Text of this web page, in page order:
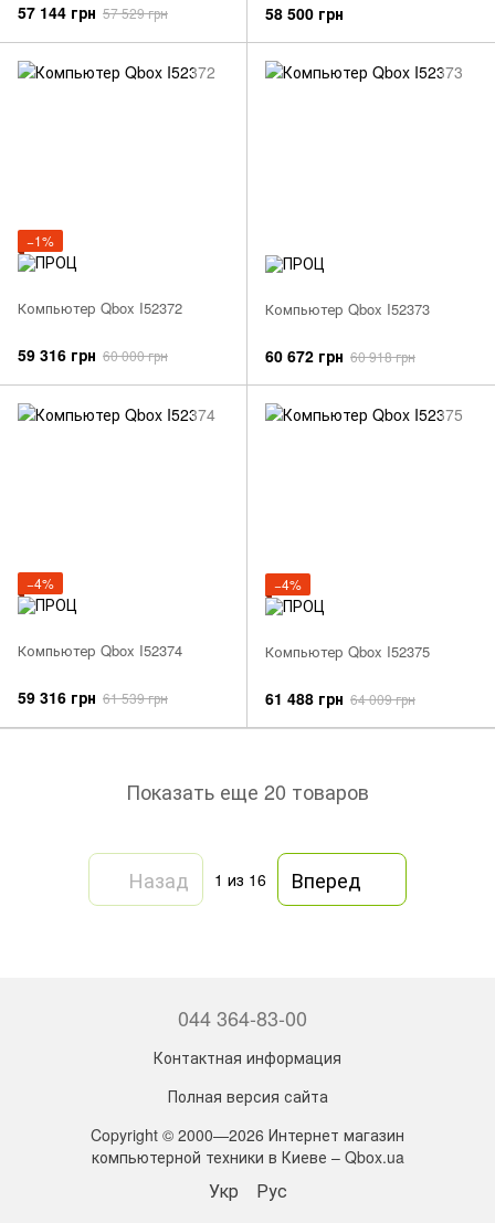
57 144 грн 57 529 грн 58 500 грн
−1%
Компьютер Qbox I52372
59 316 грн 60 000 грн
Компьютер Qbox I52373
60 672 грн 60 918 грн
−4%
Компьютер Qbox I52374
59 316 грн 61 539 грн
−4%
Компьютер Qbox I52375
61 488 грн 64 009 грн
Показать еще 20 товаров
Назад 1 из 16 Вперед
044 364-83-00
Контактная информация
Полная версия сайта
Copyright © 2000—2026 Интернет магазин
компьютерной техники в Киеве – Qbox.ua
Укр Рус